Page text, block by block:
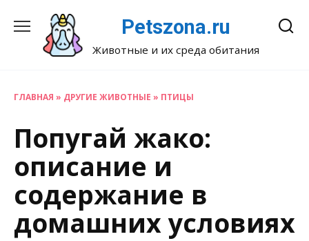
содержанию
Petszona.ru
Животные и их среда обитания
ГЛАВНАЯ » ДРУГИЕ ЖИВОТНЫЕ » ПТИЦЫ
Попугай жако:
описание и
содержание в
домашних условиях